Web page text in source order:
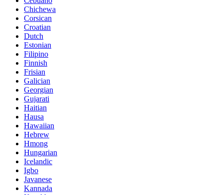
Chichewa
Corsican
Croatian
Dutch
Estonian
Filipino
Finnish
Frisian
Galician
Georgian
Gujarati
Haitian
Hausa
Hawaiian
Hebrew
Hmong
Hungarian
Icelandic
Igbo
Javanese
Kannada